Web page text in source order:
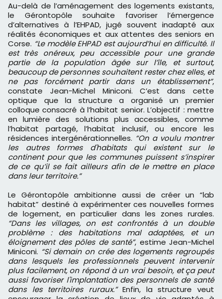
Au-delà de l’aménagement des logements existants,
le Gérontopôle souhaite favoriser l’émergence
d’alternatives à l’EHPAD, jugé souvent inadapté aux
réalités économiques et aux attentes des seniors en
Corse. “Le modèle EHPAD est aujourd’hui en difficulté. Il
est très onéreux, peu accessible pour une grande
partie de la population âgée sur l’île, et surtout,
beaucoup de personnes souhaitent rester chez elles, et
ne pas forcément partir dans un établissement”,
constate Jean-Michel Miniconi. C’est dans cette
optique que la structure a organisé un premier
colloque consacré à l’habitat senior. L’objectif : mettre
en lumière des solutions plus accessibles, comme
l’habitat partagé, l’habitat inclusif, ou encore les
résidences intergénérationnelles. “On a voulu montrer
les autres formes d'habitats qui existent sur le
continent pour que les communes puissent s’inspirer
de ce qu’il se fait ailleurs afin de le mettre en place
dans leur territoire.”
Le Gérontopôle ambitionne aussi de créer un “lab
habitat” destiné à expérimenter ces nouvelles formes
de logement, en particulier dans les zones rurales.
“Dans les villages, on est confrontés à un double
problème : des habitations mal adaptées, et un
éloignement des pôles de santé”, estime Jean-Michel
Miniconi. “Si demain on crée des logements regroupés
dans lesquels les professionnels peuvent intervenir
plus facilement, on répond à un vrai besoin, et ça peut
aussi favoriser l'implantation des personnels de santé
dans les territoires ruraux.”Enfin, la structure veut